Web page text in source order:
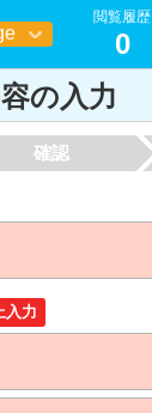
閲覧履歴
0
の入力
確認
入力